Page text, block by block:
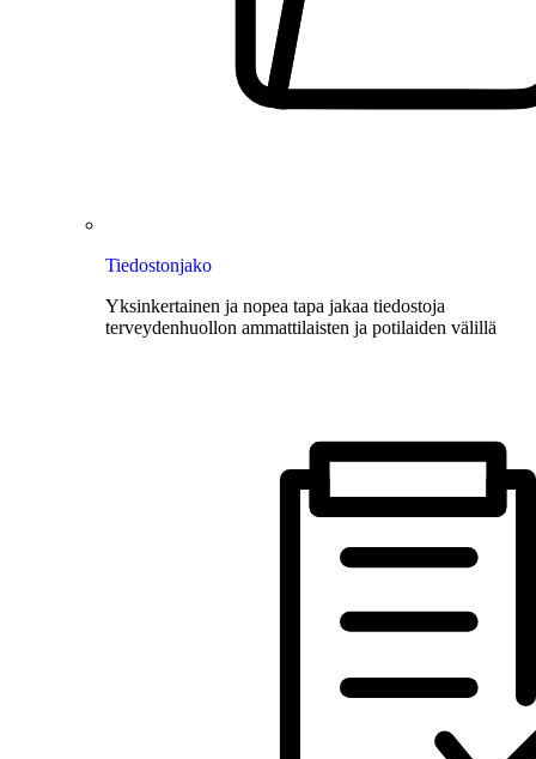
Tiedostonjako
Yksinkertainen ja nopea tapa jakaa tiedostoja
terveydenhuollon ammattilaisten ja potilaiden välillä